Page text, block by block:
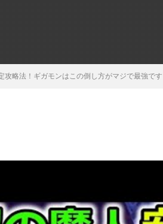
攻略法！ギガモンはこの倒し方がマジで最強で